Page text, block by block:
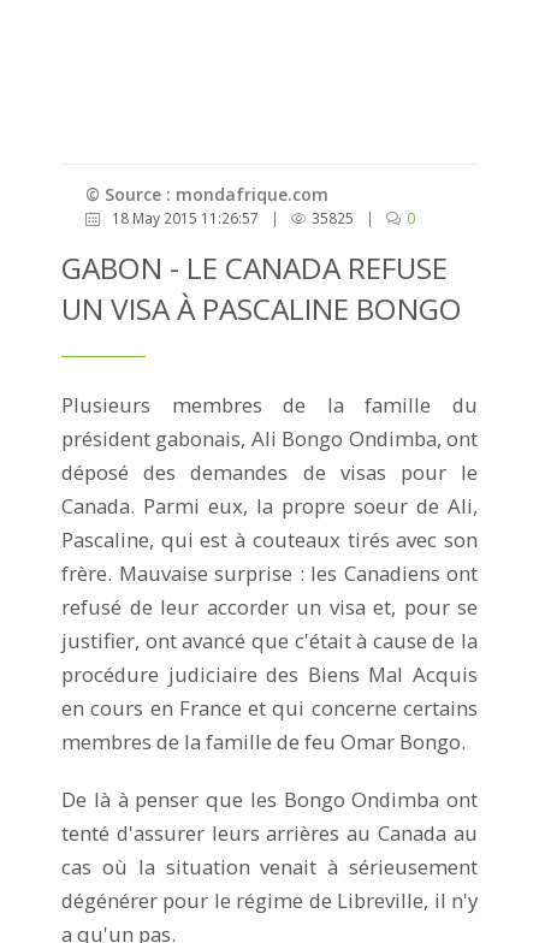
© Source : mondafrique.com
18 May 2015 11:26:57 | 35825 | 0
GABON - LE CANADA REFUSE
UN VISA À PASCALINE BONGO
Plusieurs membres de la famille du
président gabonais, Ali Bongo Ondimba, ont
déposé des demandes de visas pour le
Canada. Parmi eux, la propre soeur de Ali,
Pascaline, qui est à couteaux tirés avec son
frère. Mauvaise surprise : les Canadiens ont
refusé de leur accorder un visa et, pour se
justifier, ont avancé que c'était à cause de la
procédure judiciaire des Biens Mal Acquis
en cours en France et qui concerne certains
membres de la famille de feu Omar Bongo.
De là à penser que les Bongo Ondimba ont
tenté d'assurer leurs arrières au Canada au
cas où la situation venait à sérieusement
dégénérer pour le régime de Libreville, il n'y
a qu'un pas.